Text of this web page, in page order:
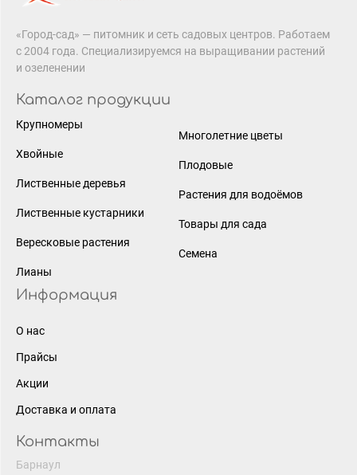
«Город-сад» — питомник и сеть садовых центров. Работаем
с 2004 года. Специализируемся на выращивании растений
и озеленении
Каталог продукции
Крупномеры
Хвойные
Лиственные деревья
Лиственные кустарники
Вересковые растения
Лианы
Многолетние цветы
Плодовые
Растения для водоёмов
Товары для сада
Семена
Информация
О нас
Прайсы
Акции
Доставка и оплата
Контакты
Барнаул